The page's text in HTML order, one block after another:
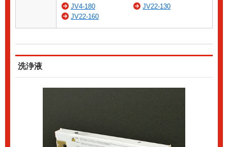
JV4-180
JV22-130
JV22-160
洗浄液